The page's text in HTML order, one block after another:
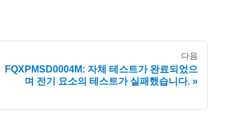
다음
FQXPMSD0004M: 자체 테스트가 완료되었으
며 전기 요소의 테스트가 실패했습니다.